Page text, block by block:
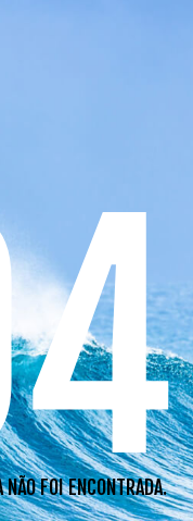
FOI ENCONTRADA.